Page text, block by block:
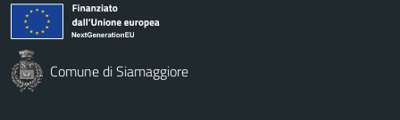
Comune di Siamaggiore